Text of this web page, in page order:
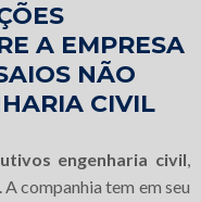
A EMPRESA
NÃO
CIVIL
engenharia civil,
companhia tem em seu